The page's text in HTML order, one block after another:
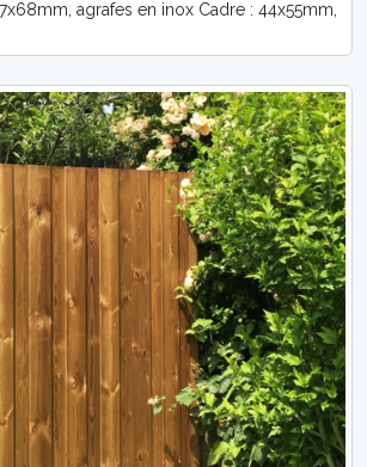
agrafes en inox Cadre : 44x55mm,